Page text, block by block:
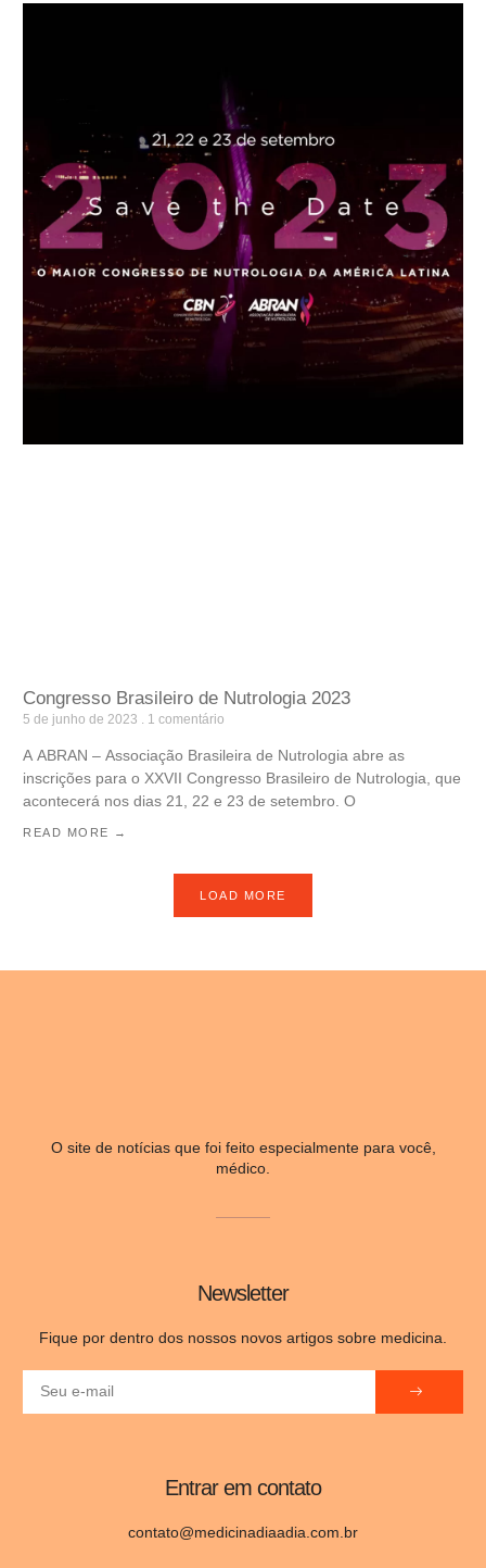
Congresso Brasileiro de Nutrologia 2023
5 de junho de 2023 1 comentário
A ABRAN – Associação Brasileira de Nutrologia abre as
inscrições para o XXVII Congresso Brasileiro de Nutrologia, que
acontecerá nos dias 21, 22 e 23 de setembro. O
READ MORE →
LOAD MORE
Newsletter
Fique por dentro dos nossos novos artigos sobre medicina.
O site de notícias que foi feito especialmente para você,
médico.
Entrar em contato
contato@medicinadiaadia.com.br